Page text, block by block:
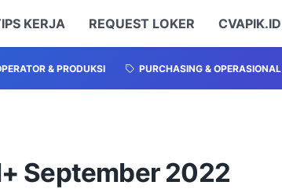
KERJA REQUEST LOKER CVAPIK.ID
& PRODUKSI PURCHASING & OPERASIONAL
September 2022